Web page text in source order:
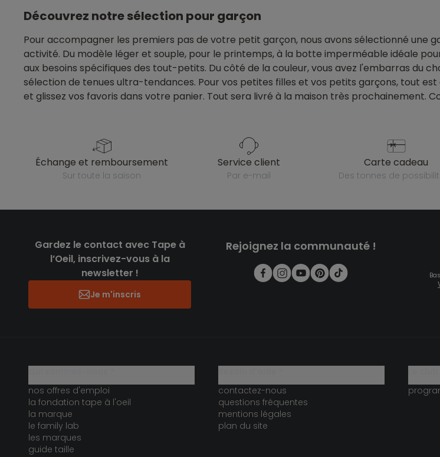
Découvrez notre sélection pour garçon
Pour accompagner les premiers pas de votre petit garçon, nous avons sélectionné une
activité. Du modèle léger et souple, pour le printemps, à la botte imperméable idéale
aux besoins spécifiques des tout-petits. Du côté de la couleur, vous avez l'embarras du
sélection de tenues ultra-tendances. Pour vos petites filles et vos petits garçons, tout
et glissez vos favoris dans votre panier. Tout sera livré à la maison très prochainement.
échange et remboursement
sur toute la saison
service client
par e-mail
carte cadeau
des tonnes de
Gardez le contact avec Tape à
l’Oeil, inscrivez-vous à la
newsletter !
Je m'inscris
Rejoignez la communauté !
nos offres d'emploi
la fondation tape à l'oeil
la marque
le family lab
les marques
guide taille
contactez-nous
questions fréquentes
mentions légales
plan du site